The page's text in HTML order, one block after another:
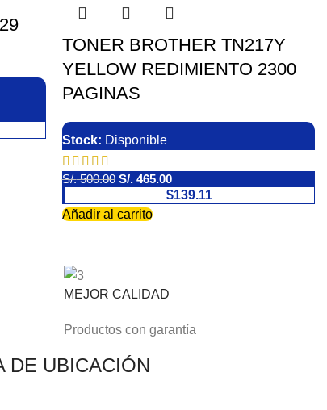
TONER BROTHER TN217Y
YELLOW REDIMIENTO 2300
PAGINAS
Stock: Disponible
S/.500.00 S/.465.00
$139.11
Añadir al carrito
MEJOR CALIDAD
Productos con garantía
DE UBICACIÓN